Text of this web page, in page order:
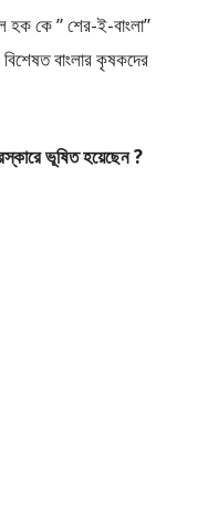
হক কে ” শের-ই-বাংলা”
বাংলার কৃষকদের
ভূষিত হয়েছেন ?